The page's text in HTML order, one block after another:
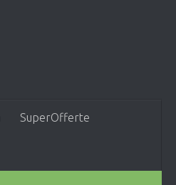
SuperOfferte